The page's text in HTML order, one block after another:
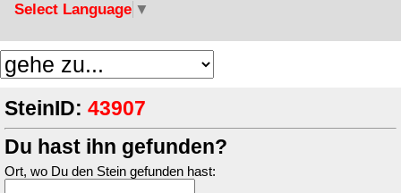
Select Language ▼
SteinID: 43907
Du hast ihn gefunden?
Ort, wo Du den Stein gefunden hast: